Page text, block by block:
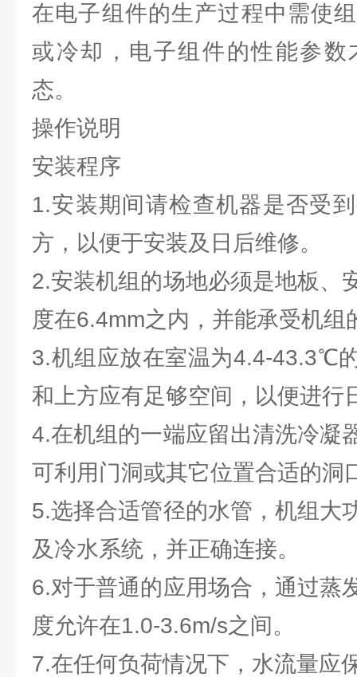
在电子组件的生产过程中需使
或冷却，电子组件的性能参数
态。
操作说明
安装程序
1.安装期间请检查机器是否受
方，以便于安装及日后维修。
2.安装机组的场地必须是地板、
度在6.4mm之内，并能承受机组
3.机组应放在室温为4.4-43.3℃
和上方应有足够空间，以便进行
4.在机组的一端应留出清洗冷凝
可利用门洞或其它位置合适的洞
5.选择合适管径的水管，机组大
及冷水系统，并正确连接。
6.对于普通的应用场合，通过蒸
度允许在1.0-3.6m/s之间。
7.在任何负荷情况下，水流量应